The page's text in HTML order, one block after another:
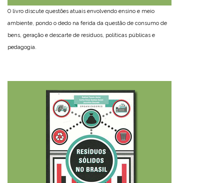
O livro discute questões atuais envolvendo ensino e meio
ambiente, pondo o dedo na ferida da questão de consumo de
bens, geração e descarte de resíduos, políticas públicas e
pedagogia.